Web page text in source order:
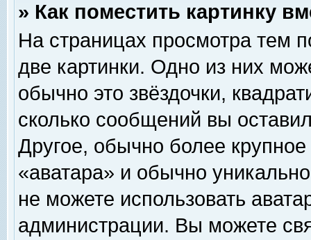
» Как поместить картинку
На страницах просмотра тем
две картинки. Одно из них
обычно это звёздочки,
сколько сообщений вы
Другое, обычно более
«аватара» и обычно
не можете использовать
администрации. Вы можете